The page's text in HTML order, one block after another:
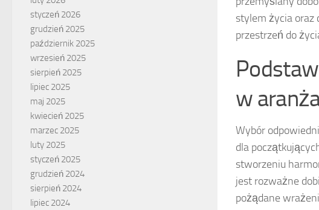
stylem życia oraz
przestrzeń do
w
Wybór
dla
stworzeniu
jest rozważne
pożądane
styczeń 2026
grudzień 2025
październik 2025
wrzesień 2025
sierpień 2025
lipiec 2025
maj 2025
kwiecień 2025
marzec 2025
luty 2025
styczeń 2025
grudzień 2024
sierpień 2024
lipiec 2024